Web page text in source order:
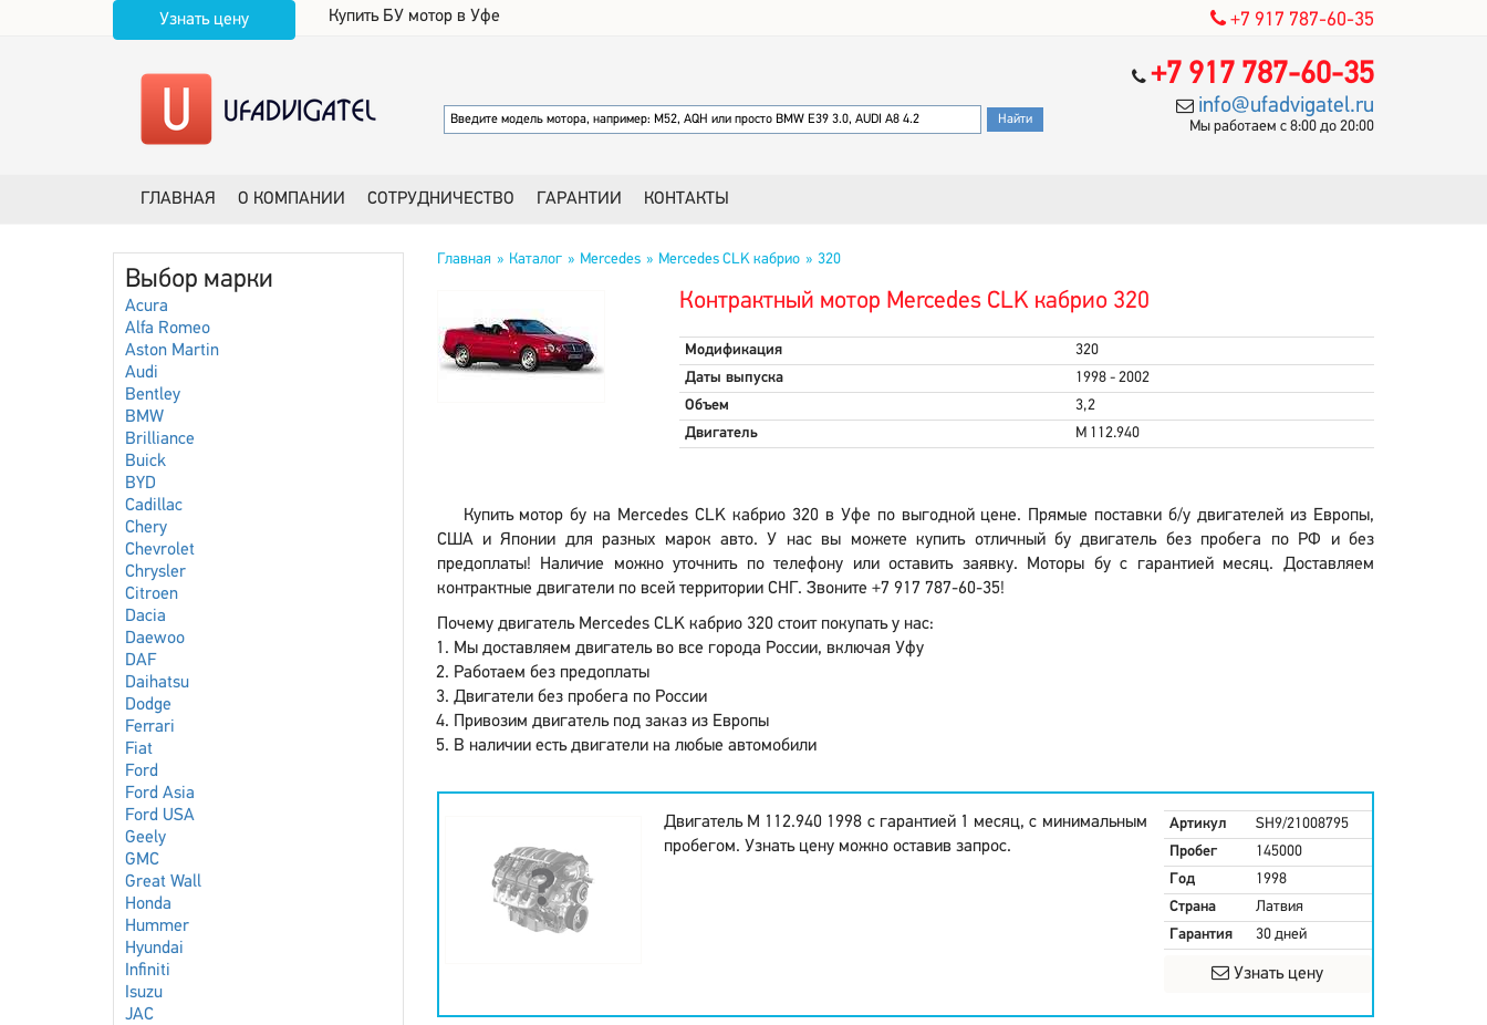
Узнать цену Купить БУ мотор в Уфе +7 917 787-60-35
+7 917 787-60-35
info@ufadvigatel.ru
Мы работаем с 8:00 до 20:00
ГЛАВНАЯ О КОМПАНИИ СОТРУДНИЧЕСТВО ГАРАНТИИ КОНТАКТЫ
Выбор марки
Acura
Alfa Romeo
Aston Martin
Audi
Bentley
BMW
Brilliance
Buick
BYD
Cadillac
Chery
Chevrolet
Chrysler
Citroen
Dacia
Daewoo
DAF
Daihatsu
Dodge
Ferrari
Fiat
Ford
Ford Asia
Ford USA
Geely
GMC
Great Wall
Honda
Hummer
Hyundai
Infiniti
Isuzu
JAC
Главная Каталог Mercedes Mercedes CLK кабрио 320
Контрактный мотор Mercedes CLK кабрио 320
Модификация
320
Даты выпуска
1998 - 2002
Объем
3,2
Двигатель
M 112.940
Купить мотор бу на Mercedes CLK кабрио 320 в Уфе по выгодной цене. Прямые поставки б/у двигателей из Европы,
США и Японии для разных марок авто. У нас вы можете купить отличный бу двигатель без пробега по РФ и без
предоплаты! Наличие можно уточнить по телефону или оставить заявку. Моторы бу с гарантией месяц. Доставляем
контрактные двигатели по всей территории СНГ. Звоните +7 917 787-60-35!
Почему двигатель Mercedes CLK кабрио 320 стоит покупать у нас:
Мы доставляем двигатель во все города России, включая Уфу
Работаем без предоплаты
Двигатели без пробега по России
Привозим двигатель под заказ из Европы
В наличии есть двигатели на любые автомобили
Двигатель M 112.940 1998 с гарантией 1 месяц, с минимальным
пробегом. Узнать цену можно оставив запрос.
Артикул
SH9/21008795
Пробег
145000
Год
1998
Страна
Латвия
Гарантия
30 дней
Узнать цену